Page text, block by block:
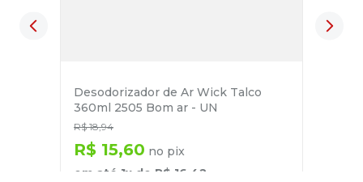
Desodorizador de Ar Wick Talco
360ml 2505 Bom ar - UN
R$ 18,94
R$ 15,60 no pix
em até 1x de R$ 16 42